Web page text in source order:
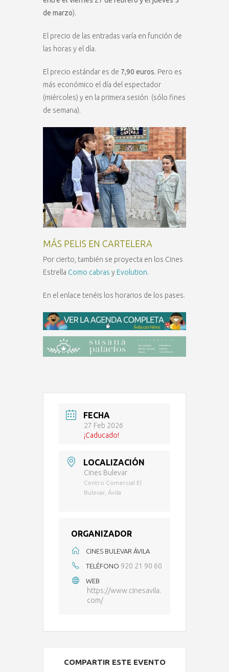
de marzo).
El precio de las entradas varía en función de
las horas y el día.
El precio estándar es de 7,90 euros. Pero es
más económico el día del espectador
(miércoles) y en la primera sesión (sólo fines
de semana).
MÁS PELIS EN CARTELERA
Por cierto, también se proyecta en los Cines
Estrella Como cabras y Evolution.
En el enlace tenéis los horarios de los pases.
FECHA
27 Feb 2026
¡Caducado!
LOCALIZACIÓN
Cines Bulevar
Centro Comercial El
Bulevar, Ávila
ORGANIZADOR
CINES BULEVAR ÁVILA
TELÉFONO 920 21 90 60
WEB
https://www.cinesavila.
com/
COMPARTIR ESTE EVENTO